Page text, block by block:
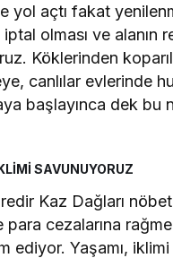
yol açtı fakat
olması ve alanın
Köklerinden
canlılar evlerinde
başlayınca dek bu
SAVUNUYORUZ
Kaz Dağları
para cezalarına
ediyor. Yaşamı, iklimi